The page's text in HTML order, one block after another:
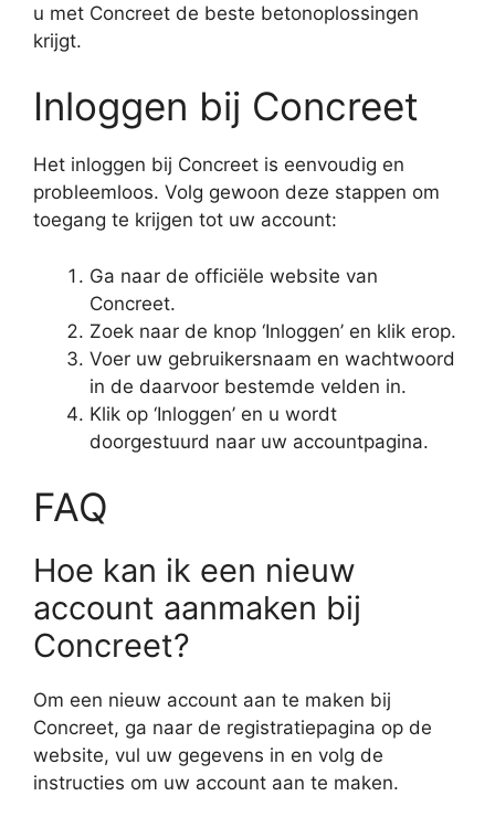
u met Concreet de beste betonoplossingen
krijgt.
Inloggen bij Concreet
Het inloggen bij Concreet is eenvoudig en
probleemloos. Volg gewoon deze stappen om
toegang te krijgen tot uw account:
Ga naar de officiële website van
Concreet.
Zoek naar de knop ‘Inloggen’ en klik erop.
Voer uw gebruikersnaam en wachtwoord
in de daarvoor bestemde velden in.
Klik op ‘Inloggen’ en u wordt
doorgestuurd naar uw accountpagina.
FAQ
Hoe kan ik een nieuw
account aanmaken bij
Concreet?
Om een nieuw account aan te maken bij
Concreet, ga naar de registratiepagina op de
website, vul uw gegevens in en volg de
instructies om uw account aan te maken.